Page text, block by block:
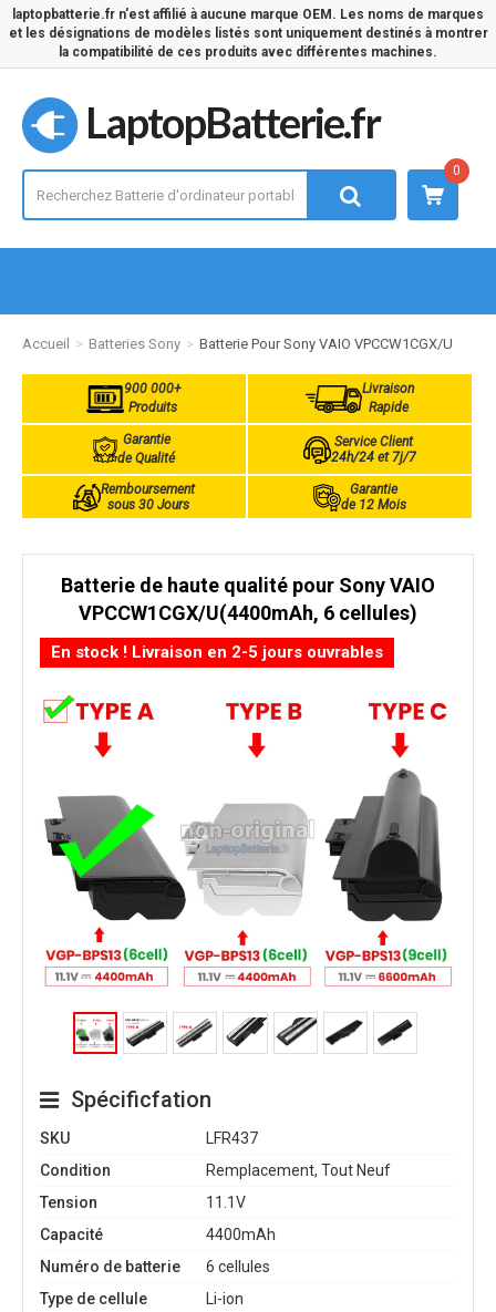
laptopbatterie.fr n'est affilié à aucune marque OEM. Les noms de marques
et les désignations de modèles listés sont uniquement destinés à montrer
la compatibilité de ces produits avec différentes machines.
LaptopBatterie.fr
0
Accueil Batteries Sony Batterie Pour Sony VAIO VPCCW1CGX/U
900 000+
Produits
Livraison
Rapide
Garantie
de Qualité
Service Client
24h/24 et 7j/7
Remboursement
sous 30 Jours
Garantie
de 12 Mois
Batterie de haute qualité pour Sony VAIO
VPCCW1CGX/U(4400mAh, 6 cellules)
En stock ! Livraison en 2-5 jours ouvrables
Spécificfation
SKU
LFR437
Condition
Remplacement, Tout Neuf
Tension
11.1V
Capacité
4400mAh
Numéro de batterie
6 cellules
Type de cellule
Li-ion